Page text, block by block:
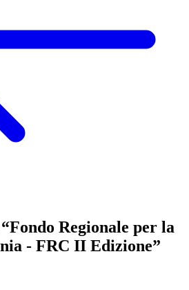
Regionale per la
- FRC II Edizione”